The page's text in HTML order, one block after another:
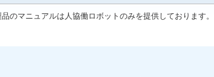
のマニュアルは人協働ロボットのみを提供しております